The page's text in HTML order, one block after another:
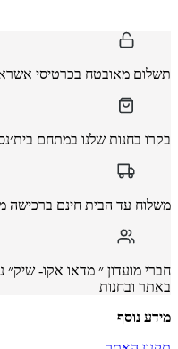
תשלום מאובטח בכרטיסי
בקרו בחנות שלנו במתחם
משלוח עד הבית חינם ברכישה מעל 299
חברי מועדון ״ מדאו אקו- שיק״
באתר ובחנות
מידע נוסף